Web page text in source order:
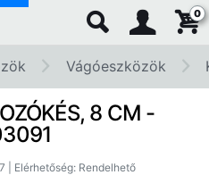
0
Vágóeszközök
8 CM -
| Elérhetőség: Rendelhető